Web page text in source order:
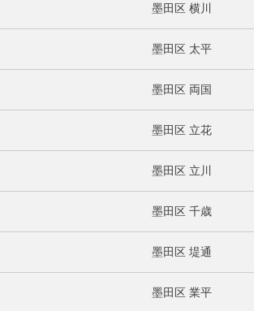
墨田区 横川
墨田区 太平
墨田区 両国
墨田区 立花
墨田区 立川
墨田区 千歳
墨田区 堤通
墨田区 業平